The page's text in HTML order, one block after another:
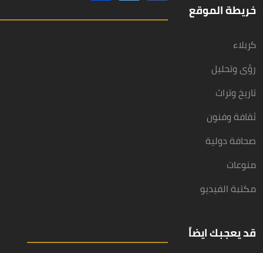
خريطة الموقع
كربلاء
رؤى وتحليل
تاريخ وتراث
ثقافة وفنون
صحافة دولية
منوعات
مكتبة الفيديو
قد يعجبك ايضاً